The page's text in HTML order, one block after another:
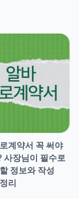
계약서 꼭 써야
사장님이 필수로
정보와 작성
리